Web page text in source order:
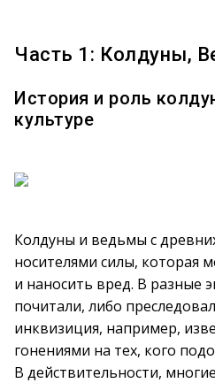
Часть 1: Колдуны,
История и роль
культуре
Колдуны и ведьмы с
носителями силы, которая
и наносить вред. В разные
почитали, либо
инквизиция, например,
гонениями на тех, кого
В действительности,